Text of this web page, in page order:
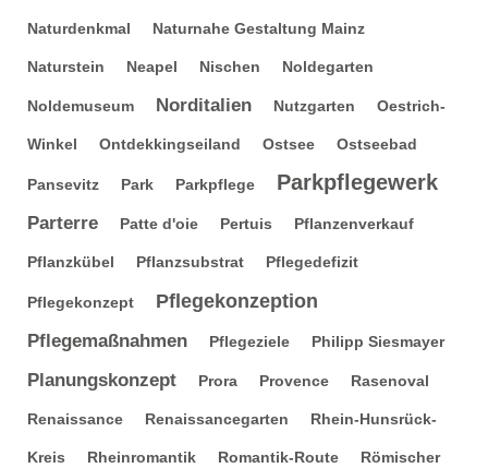
Naturdenkmal Naturnahe Gestaltung Mainz
Naturstein Neapel Nischen Noldegarten
Noldemuseum Norditalien Nutzgarten Oestrich-
Winkel Ontdekkingseiland Ostsee Ostseebad
Pansevitz Park Parkpflege Parkpflegewerk
Parterre Patte d'oie Pertuis Pflanzenverkauf
Pflanzkübel Pflanzsubstrat Pflegedefizit
Pflegekonzept Pflegekonzeption
Pflegemaßnahmen Pflegeziele Philipp Siesmayer
Planungskonzept Prora Provence Rasenoval
Renaissance Renaissancegarten Rhein-Hunsrück-
Kreis Rheinromantik Romantik-Route Römischer